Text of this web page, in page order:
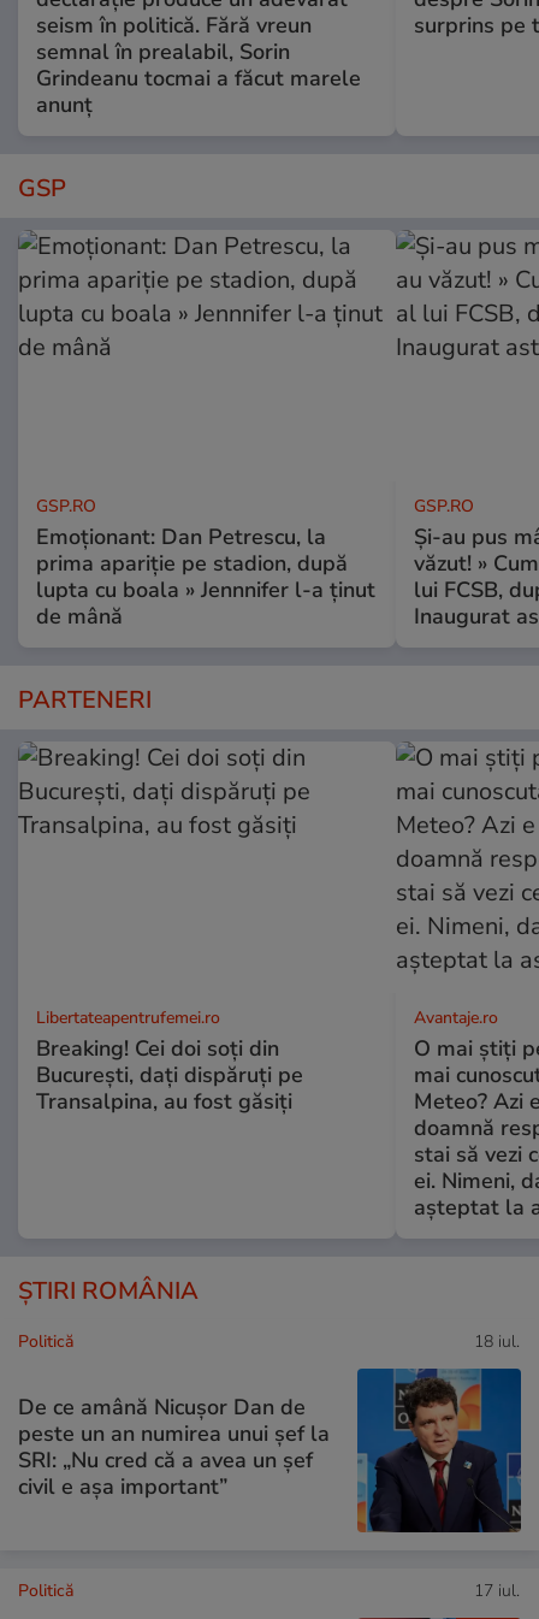
seism în politică. Fără vreun
semnal în prealabil, Sorin
Grindeanu tocmai a făcut marele
anunț
surprins pe
GSP
GSP.RO
Emoționant: Dan Petrescu, la
prima apariție pe stadion, după
lupta cu boala » Jennnifer l-a ținut
de mână
GSP.RO
Și-au pus
văzut! »
lui FCSB,
Inaugurat
PARTENERI
Libertateapentrufemei.ro
Breaking! Cei doi soți din
București, dați dispăruți pe
Transalpina, au fost găsiți
Avantaje.ro
O mai știți
mai
Meteo? Azi
doamnă
stai să vezi
ei. Nimeni,
așteptat la
ȘTIRI ROMÂNIA
Politică 18 iul.
De ce amână Nicușor Dan de
peste un an numirea unui șef la
SRI: „Nu cred că a avea un şef
civil e așa important”
Politică 17 iul.